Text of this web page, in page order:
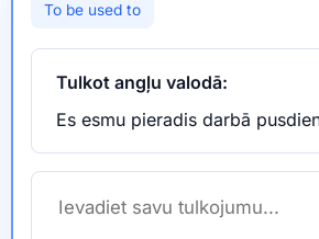
To be used to
Tulkot angļu valodā:
Es esmu pieradis darbā